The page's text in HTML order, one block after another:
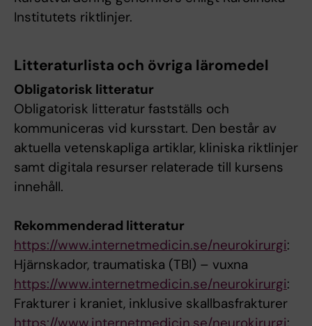
Institutets riktlinjer.
Litteraturlista och övriga läromedel
Obligatorisk litteratur
Obligatorisk litteratur fastställs och
kommuniceras vid kursstart. Den består av
aktuella vetenskapliga artiklar, kliniska riktlinjer
samt digitala resurser relaterade till kursens
innehåll.
Rekommenderad litteratur
https://www.internetmedicin.se/neurokirurgi:
Hjärnskador, traumatiska (TBI) – vuxna
https://www.internetmedicin.se/neurokirurgi:
Frakturer i kraniet, inklusive skallbasfrakturer